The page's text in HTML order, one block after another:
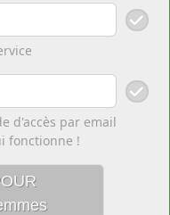
d'accès par email
fonctionne !